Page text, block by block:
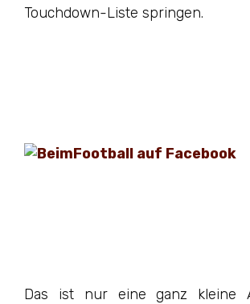
Touchdown-Liste springen.
Das ist nur eine ganz kleine